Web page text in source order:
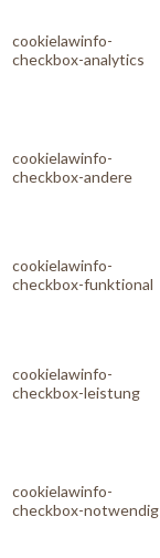
cookielawinfo-
checkbox-analytics
cookielawinfo-
checkbox-andere
cookielawinfo-
checkbox-funktional
cookielawinfo-
checkbox-leistung
cookielawinfo-
checkbox-notwendig